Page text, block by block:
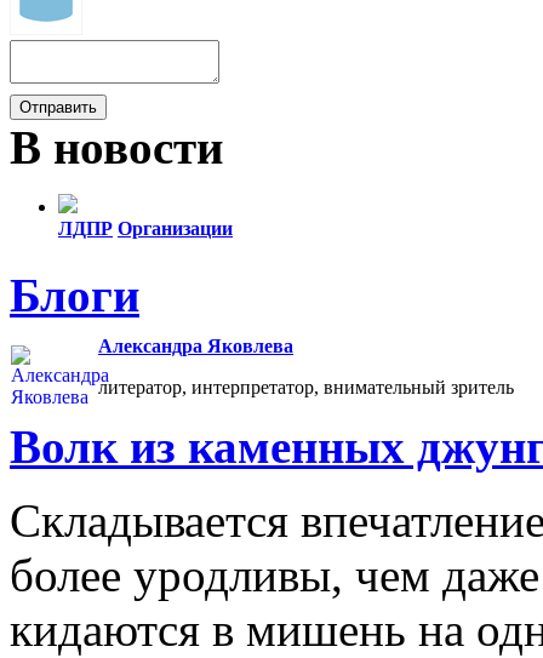
В новости
ЛДПР Организации
Блоги
Александра Яковлева
литератор, интерпретатор, внимательный зритель
Волк из каменных
Складывается
более уродливы, чем
кидаются в мишень на